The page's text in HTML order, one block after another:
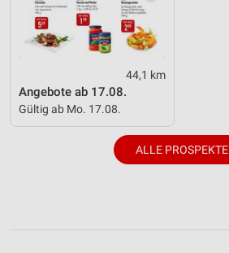
44,1 km
Angebote ab 17.08.
Gültig ab Mo. 17.08.
ALLE PROSPEKTE